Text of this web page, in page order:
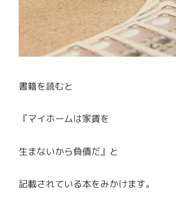
書籍を読むと
『マイホームは家賃を
生まないから負債だ』と
記載されている本をみかけます。